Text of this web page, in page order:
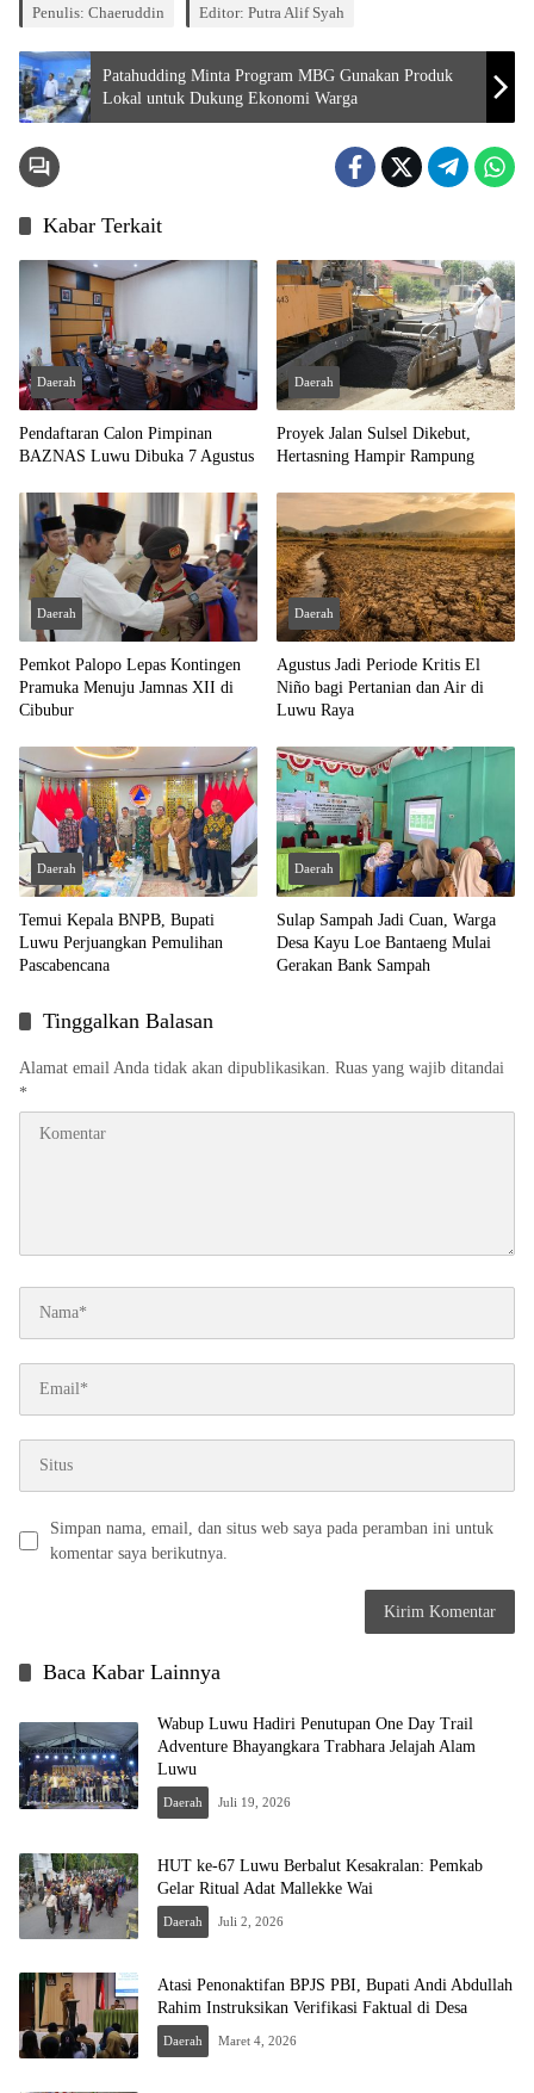
Penulis: Chaeruddin Editor: Putra Alif Syah
Patahudding Minta Program MBG Gunakan Produk
Lokal untuk Dukung Ekonomi Warga
Kabar Terkait
Daerah
Pendaftaran Calon Pimpinan
BAZNAS Luwu Dibuka 7 Agustus
Daerah
Proyek Jalan Sulsel Dikebut,
Hertasning Hampir Rampung
Daerah
Pemkot Palopo Lepas Kontingen
Pramuka Menuju Jamnas XII di
Cibubur
Daerah
Agustus Jadi Periode Kritis El
Niño bagi Pertanian dan Air di
Luwu Raya
Daerah
Temui Kepala BNPB, Bupati
Luwu Perjuangkan Pemulihan
Pascabencana
Daerah
Sulap Sampah Jadi Cuan, Warga
Desa Kayu Loe Bantaeng Mulai
Gerakan Bank Sampah
Tinggalkan Balasan
Alamat email Anda tidak akan dipublikasikan. Ruas yang wajib ditandai
*
Simpan nama, email, dan situs web saya pada peramban ini untuk
komentar saya berikutnya.
Baca Kabar Lainnya
Wabup Luwu Hadiri Penutupan One Day Trail
Adventure Bhayangkara Trabhara Jelajah Alam
Luwu
Daerah Juli 19, 2026
HUT ke-67 Luwu Berbalut Kesakralan: Pemkab
Gelar Ritual Adat Mallekke Wai
Daerah Juli 2, 2026
Atasi Penonaktifan BPJS PBI, Bupati Andi Abdullah
Rahim Instruksikan Verifikasi Faktual di Desa
Daerah Maret 4, 2026